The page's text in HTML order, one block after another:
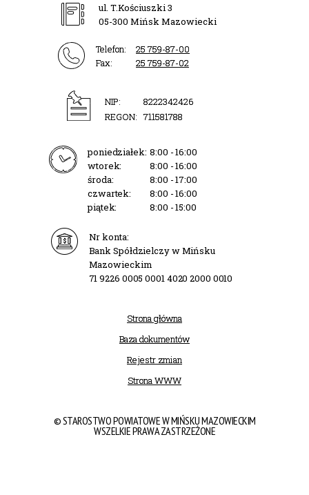
ul. T.Kościuszki 3
05-300 Mińsk Mazowiecki
Telefon:
25 759-87-00
Fax:
25 759-87-02
NIP:
8222342426
REGON: 711581788
poniedziałek: 8:00 - 16:00
wtorek:
8:00 - 16:00
środa:
8:00 - 17:00
czwartek:
8:00 - 16:00
piątek:
8:00 - 15:00
Nr konta:
Bank Spółdzielczy w Mińsku
Mazowieckim
71 9226 0005 0001 4020 2000 0010
Strona główna
Baza dokumentów
Rejestr zmian
Strona WWW
© STAROSTWO POWIATOWE W MIŃSKU MAZOWIECKIM
WSZELKIE PRAWA ZASTRZEŻONE